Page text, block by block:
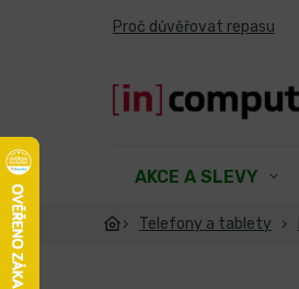
Proč důvěřovat repasu
AKCE A SLEVY
Telefony a tablety